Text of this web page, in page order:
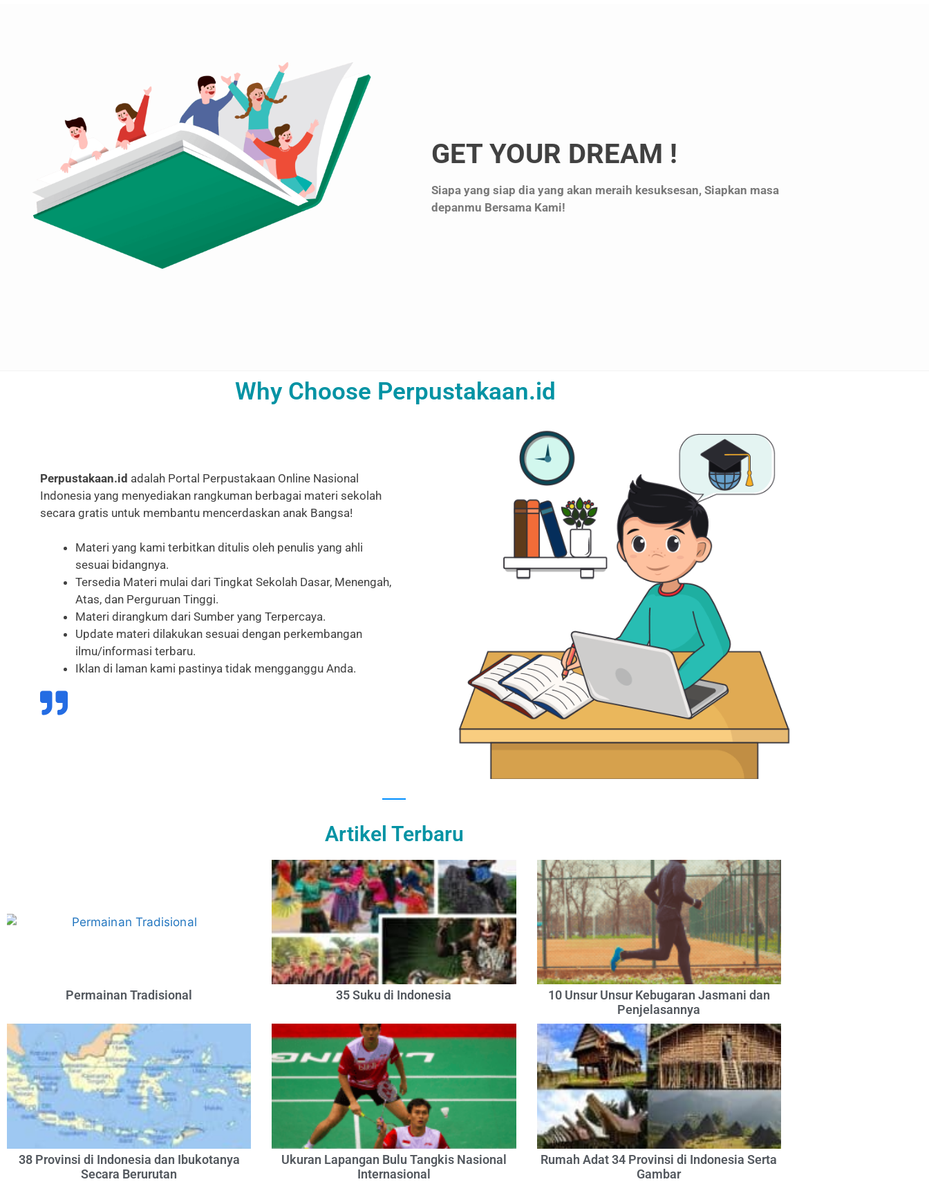
GET YOUR DREAM !
Siapa yang siap dia yang akan meraih kesuksesan, Siapkan masa
depanmu Bersama Kami!
Why Choose Perpustakaan.id
Perpustakaan.id adalah Portal Perpustakaan Online Nasional
Indonesia yang menyediakan rangkuman berbagai materi sekolah
secara gratis untuk membantu mencerdaskan anak Bangsa!
Materi yang kami terbitkan ditulis oleh penulis yang ahli
sesuai bidangnya.
Tersedia Materi mulai dari Tingkat Sekolah Dasar, Menengah,
Atas, dan Perguruan Tinggi.
Materi dirangkum dari Sumber yang Terpercaya.
Update materi dilakukan sesuai dengan perkembangan
ilmu/informasi terbaru.
Iklan di laman kami pastinya tidak mengganggu Anda.
Artikel Terbaru
Permainan Tradisional 35 Suku di Indonesia
10 Unsur Unsur Kebugaran Jasmani dan
Penjelasannya
38 Provinsi di Indonesia dan Ibukotanya
Secara Berurutan
Ukuran Lapangan Bulu Tangkis Nasional
Internasional
Rumah Adat 34 Provinsi di Indonesia Serta
Gambar